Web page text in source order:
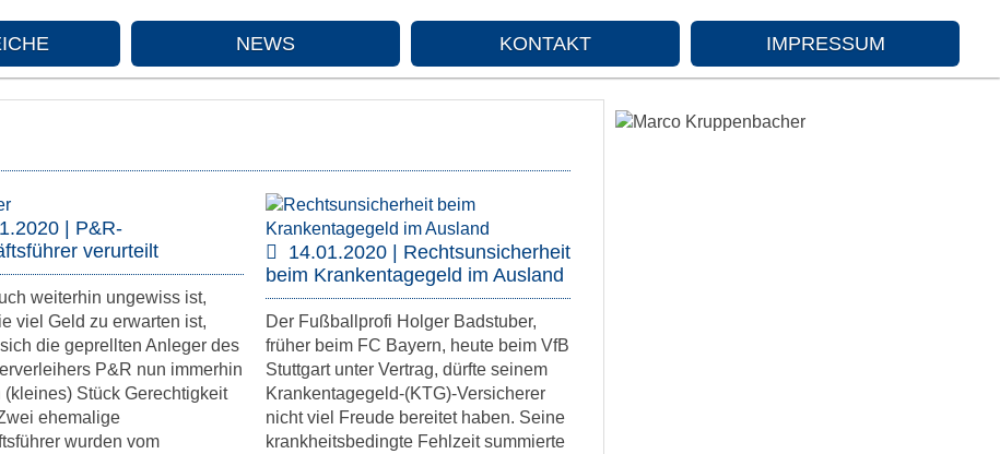
NEWS KONTAKT IMPRESSUM
| P&R-
verurteilt
weiterhin ungewiss ist,
viel Geld zu erwarten ist,
die geprellten Anleger des
P&R nun immerhin
(kleines) Stück Gerechtigkeit
ehemalige
wurden vom
14.01.2020 | Rechtsunsicherheit
beim Krankentagegeld im Ausland
Der Fußballprofi Holger Badstuber,
früher beim FC Bayern, heute beim VfB
Stuttgart unter Vertrag, dürfte seinem
Krankentagegeld-(KTG)-Versicherer
nicht viel Freude bereitet haben. Seine
krankheitsbedingte Fehlzeit summierte